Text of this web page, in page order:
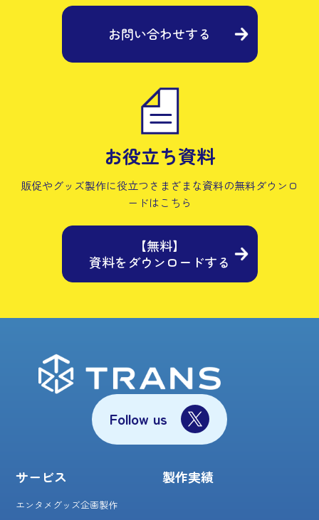
お問い合わせする
お役立ち資料
販促やグッズ製作に役立つさまざまな資料の無料ダウンロ
ードはこちら
【無料】
資料をダウンロードする
Follow us
サービス
エンタメグッズ企画製作
製作実績